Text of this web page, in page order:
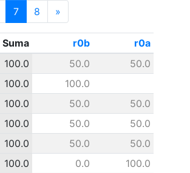
7 8 »
Suma r0b
r0a
100.0 50.0
50.0
100.0
100.0
100.0 50.0
50.0
100.0 50.0
50.0
100.0 50.0
50.0
100.0 0.0
100.0